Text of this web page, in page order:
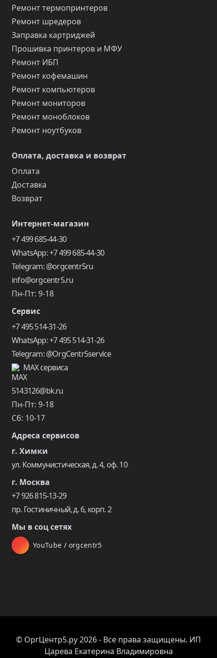
Ремонт термопринтеров
Ремонт шредеров
Заправка картриджей
Прошивка принтеров и МФУ
Ремонт ИБП
Ремонт кофемашин
Ремонт компьютеров
Ремонт мониторов
Ремонт моноблоков
Ремонт ноутбуков
Оплата, доставка и возврат
Оплата
Доставка
Возврат
Интернет-магазин
+7 499 685-44-30
WhatsApp: +7 499 685-44-30
Telegram: @orgcentr5ru
info@orgcentr5.ru
Пн-Пт: 9-18
Сервис
+7 495 514-31-26
WhatsApp: +7 495 514-31-26
Telegram: @OrgCentr5service
MAX сервиса
5143126@bk.ru
Пн-Пт: 9-18
Сб: 10-17
Адреса сервисов
г. Химки
ул. Коммунистическая, д. 4, оф. 10
г. Москва
+7 926 815-13-29
пр. Гостиничный, д. 6, корп. 2
Мы в соц сетях
YouTube / orgcentr5
© ОргЦентр5.ру 2026 - Все права защищены. ИП
Царева Екатерина Владимировна